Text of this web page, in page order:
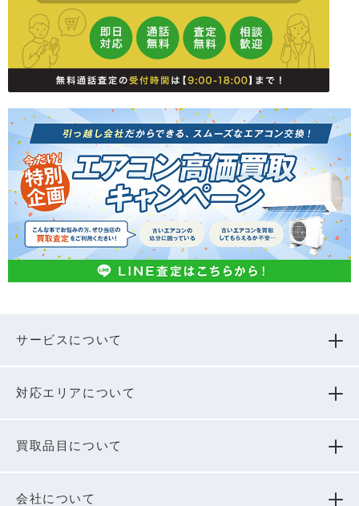
サービスについて
対応エリアについて
買取品⽬について
会社について